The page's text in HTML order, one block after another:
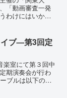
「動画審査一発
わけにはいかな
うちの〈poppin
ブ―第3回定
楽室にて第３回中
期演奏会が行わ
ブルは以下の通